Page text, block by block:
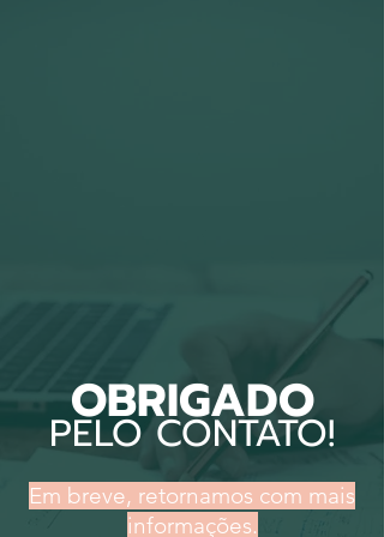
OBRIGADO
PELO CONTATO!
Em breve, retornamos com mais
informações.